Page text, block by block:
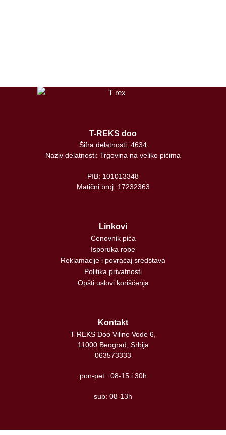
T-REKS doo
Šifra delatnosti: 4634
Naziv delatnosti: Trgovina na veliko pićima
PIB: 101013348
Matični broj: 17232363
Linkovi
Cenovnik pića
Isporuka robe
Reklamacije i povraćaj sredstava
Politika privatnosti
Opšti uslovi korišćenja
Kontakt
T-REKS Doo Viline Vode 6,
11000 Beograd, Srbija
063573333
pon-pet : 08-15 i 30h
sub: 08-13h